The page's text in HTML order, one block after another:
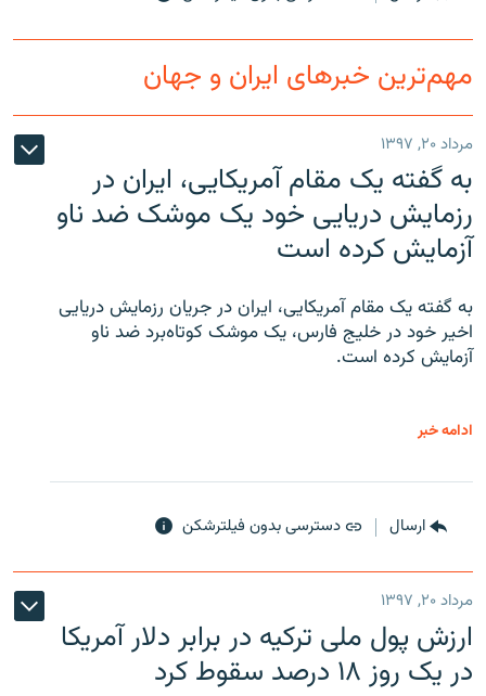
مهم‌ترین خبرهای ایران و جهان
مرداد ۲۰, ۱۳۹۷
به گفته یک مقام آمریکایی، ایران در
رزمایش دریایی خود یک موشک ضد ناو
آزمایش کرده است
به گفته یک مقام آمریکایی، ایران در جریان رزمایش دریایی
اخیر خود در خلیج فارس، یک موشک کوتاه‌برد ضد ناو
آزمایش کرده است.
ادامه خبر
ارسال دسترسی بدون فیلترشکن
مرداد ۲۰, ۱۳۹۷
ارزش پول ملی ترکیه در برابر دلار آمریکا
در یک روز ۱۸ درصد سقوط کرد